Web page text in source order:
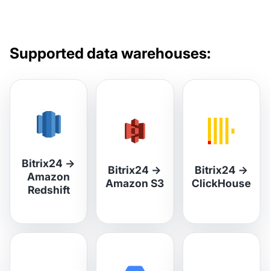
Supported data warehouses:
Bitrix24 →
Amazon
Redshift
Bitrix24 →
Amazon S3
Bitrix24 →
ClickHouse